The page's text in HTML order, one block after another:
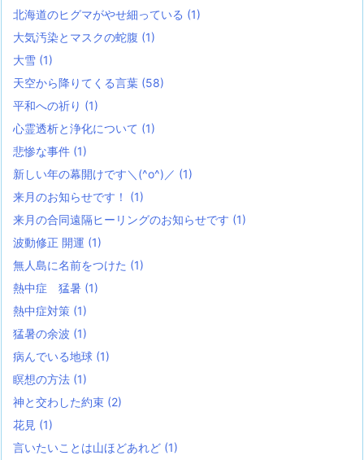
北海道のヒグマがやせ細っている (1)
大気汚染とマスクの蛇腹 (1)
大雪 (1)
天空から降りてくる言葉 (58)
平和への祈り (1)
心霊透析と浄化について (1)
悲惨な事件 (1)
新しい年の幕開けです＼(^o^)／ (1)
来月のお知らせです！ (1)
来月の合同遠隔ヒーリングのお知らせです (1)
波動修正 開運 (1)
無人島に名前をつけた (1)
熱中症 猛暑 (1)
熱中症対策 (1)
猛暑の余波 (1)
病んでいる地球 (1)
瞑想の方法 (1)
神と交わした約束 (2)
花見 (1)
言いたいことは山ほどあれど (1)